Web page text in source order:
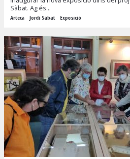
Sàbat. Ag és...
Arteca Jordi Sàbat Exposició